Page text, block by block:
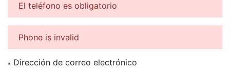
El teléfono es obligatorio
Phone is invalid
* Dirección de correo electrónico